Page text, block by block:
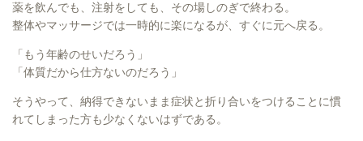
薬を飲んでも、注射をしても、その場しのぎで終わる。
整体やマッサージでは一時的に楽になるが、すぐに元へ戻る。
「もう年齢のせいだろう」
「体質だから仕方ないのだろう」
そうやって、納得できないまま症状と折り合いをつけることに慣
れてしまった方も少なくないはずである。